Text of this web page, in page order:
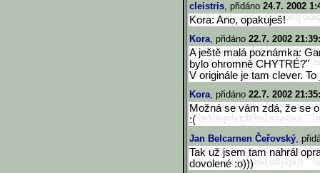
cleistris, přidáno 24.7. 2002
Kora: Ano, opakuješ!
Kora, přidáno 22.7. 2002
A ještě malá poznámka:
bylo ohromně CHYTRÉ?"
V originále je tam clever.
Kora, přidáno 22.7. 2002
Možná se vám zdá, že se
:(
Jan Belcarnen Čeřovský,
Tak už jsem tam nahrál
dovolené :o)))